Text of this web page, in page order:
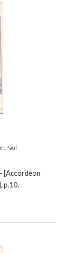
: Paul
[Accordéon
p.10.